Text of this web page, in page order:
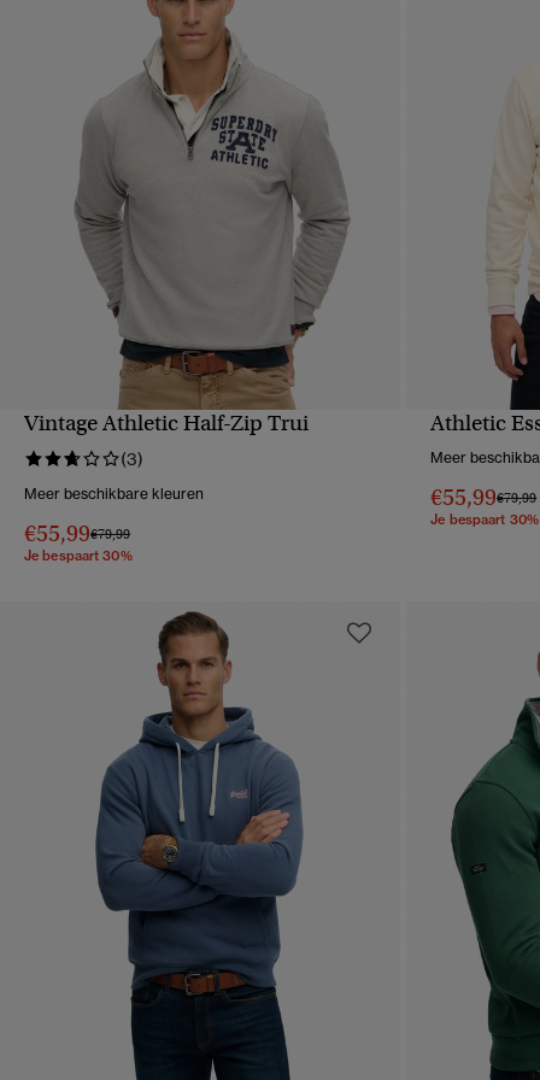
SNELLE WEERGAVE
Vintage Athletic Half-Zip Trui
(3)
Meer beschikbare kleuren
€55,99Prijs verlaagd van
€79,99naar
Je bespaart 30%
Athletic
Meer
€55,99Prijs
€79,99
Je bespaart 30%